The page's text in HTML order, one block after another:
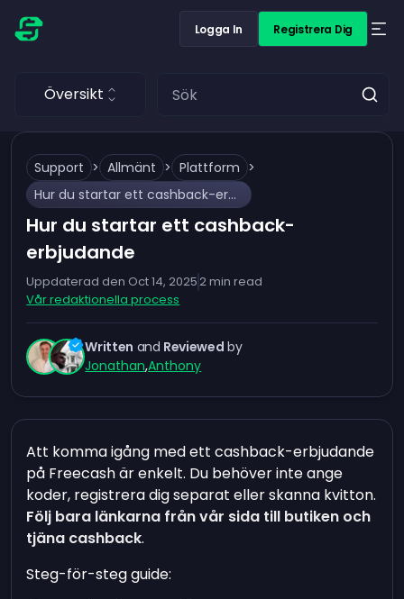
Logga In Registrera Dig
Översikt
Support > Allmänt > Plattform >
Hur du startar ett cashback-erbjudande
Hur du startar ett cashback-
erbjudande
Uppdaterad den Oct 14, 20252min read
Vår redaktionella process
Written and Reviewed by
Jonathan,Anthony
Att komma igång med ett cashback-erbjudande
på Freecash är enkelt. Du behöver inte ange
koder, registrera dig separat eller skanna kvitton.
Följ bara länkarna från vår sida till butiken och
tjäna cashback.
Steg-för-steg guide: